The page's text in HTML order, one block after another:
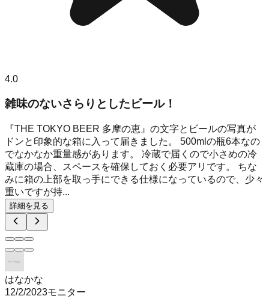
4.0
雑味のないさらりとしたビール！
『THE TOKYO BEER 多摩の恵』の文字とビールの写真が
ドンと印象的な箱に入って届きました。 500mlの瓶6本なの
でなかなか重量感があります。 冷蔵で届くので小さめの冷
蔵庫の場合、スペースを確保しておく必要アリです。 ちな
みに箱の上部を取っ手にできる仕様になっているので、少々
重いですが持...
詳細を見る
はなかな
12/2/2023モニター